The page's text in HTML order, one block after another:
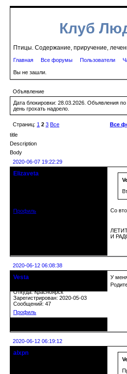
Клуб
Птицы. Содержание, приручение,
Главная Все форумы Пользователи
Вы не зашли.
Объявление
Дата блокировки: 28.03.2026. Объявления
день грохать надоело.
Страниц: 1 2 3 Все Все
title
Description
Body
2020-06-07 19:22:29
Elizaveta
Профиль
Со
И
2020-06-12 06:08:38
Vesta
Откуда: Красноярск
Зарегистрирован: 2020-05-03
Сообщений: 47
Профиль
У
2020-06-12 06:19:12
alxpn